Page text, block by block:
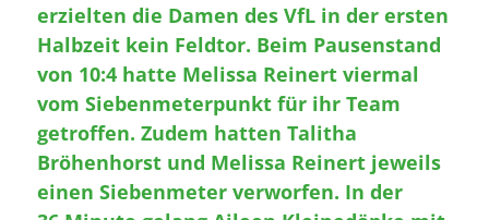
erzielten die Damen des VfL in der ersten
Halbzeit kein Feldtor. Beim Pausenstand
von 10:4 hatte Melissa Reinert viermal
vom Siebenmeterpunkt für ihr Team
getroffen. Zudem hatten Talitha
Bröhenhorst und Melissa Reinert jeweils
einen Siebenmeter verworfen. In der